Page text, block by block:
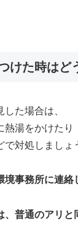
けた時はど
た場合は、
熱湯をかけたり
対処しましょ
境事務所に連絡
普通のアリと